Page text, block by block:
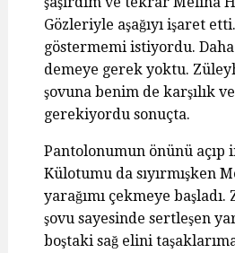
Gözleriyle aşağıyı işaret
göstermemi istiyordu.
demeye gerek yoktu.
şovuna benim de karşılık
gerekiyordu sonuçta.
Pantolonumun önünü açıp
Külotumu da sıyırmışken
yarağımı çekmeye başladı.
şovu sayesinde sertleşen
boştaki sağ elini